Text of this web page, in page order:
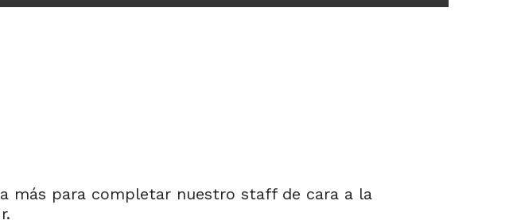
más para completar nuestro staff de cara a la